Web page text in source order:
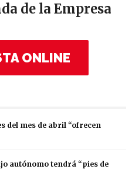
de la Empresa
ONLINE
del mes de abril “ofrecen
autónomo tendrá “pies de